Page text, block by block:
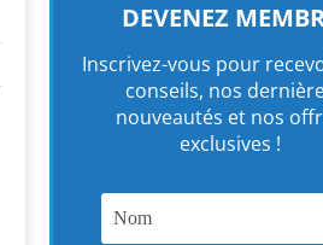
DEVENEZ
Inscrivez-vous pour
conseils, nos
nouveautés et nos
exclusives !